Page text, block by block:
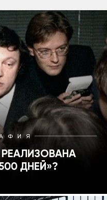
ДНЕЙ»?